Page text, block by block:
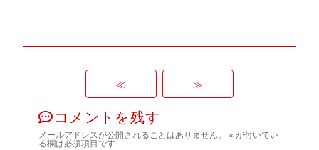
≪ ≫
コメントを残す
メールアドレスが公開されることはありません。 ※が付いてい
る欄は必須項目です